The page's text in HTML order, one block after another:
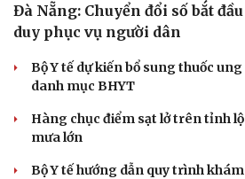
Đà Nẵng: Chuyển đổi số bắt
duy phục vụ người dân
Bộ Y tế dự kiến bổ sung thuốc
danh mục BHYT
Hàng chục điểm sạt lở trên tỉnh lộ
mưa lớn
Bộ Y tế hướng dẫn quy trình